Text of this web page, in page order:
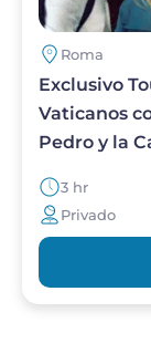
Roma
Exclusivo
Vaticanos
Pedro y la
3 hr
Privado